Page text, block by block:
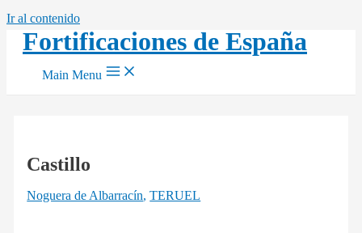
Ir al contenido
Fortificaciones de España
Main Menu
Castillo
Noguera de Albarracín,TERUEL